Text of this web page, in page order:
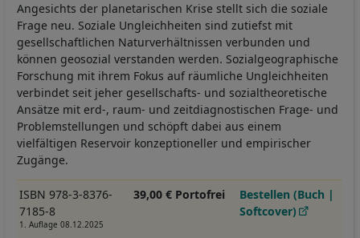
Angesichts der planetarischen Krise stellt sich die soziale
Frage neu. Soziale Ungleichheiten sind zutiefst mit
gesellschaftlichen Naturverhältnissen verbunden und
können geosozial verstanden werden. Sozialgeographische
Forschung mit ihrem Fokus auf räumliche Ungleichheiten
verbindet seit jeher gesellschafts- und sozialtheoretische
Ansätze mit erd-, raum- und zeitdiagnostischen Frage- und
Problemstellungen und schöpft dabei aus einem
vielfältigen Reservoir konzeptioneller und empirischer
Zugänge.
ISBN 978-3-8376-
7185-8
1. Auflage 08.12.2025
39,00 € Portofrei
Bestellen (Buch |
Softcover)